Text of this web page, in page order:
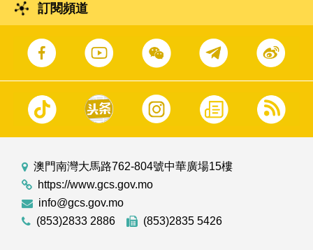
訂閱頻道
澳門南灣大馬路762-804號中華廣場15樓
https://www.gcs.gov.mo
info@gcs.gov.mo
(853)2833 2886
(853)2835 5426